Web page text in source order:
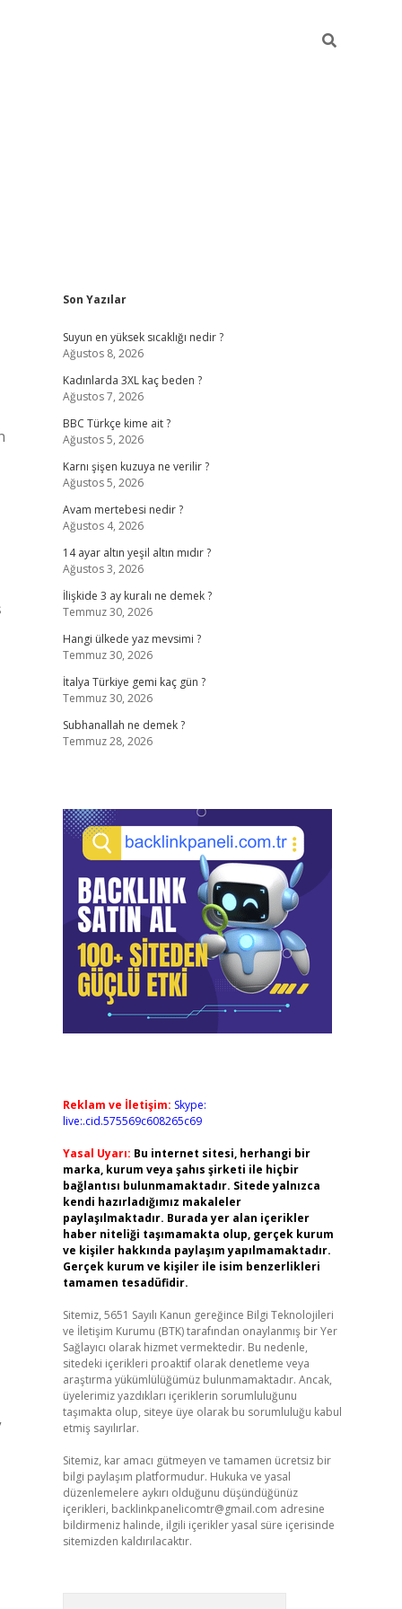
Sidebar
Son Yazılar
Suyun en yüksek sıcaklığı nedir ?
Ağustos 8, 2026
Kadınlarda 3XL kaç beden ?
Ağustos 7, 2026
BBC Türkçe kime ait ?
Ağustos 5, 2026
Karnı şişen kuzuya ne verilir ?
Ağustos 5, 2026
Avam mertebesi nedir ?
Ağustos 4, 2026
14 ayar altın yeşil altın mıdır ?
Ağustos 3, 2026
İlişkide 3 ay kuralı ne demek ?
Temmuz 30, 2026
Hangi ülkede yaz mevsimi ?
Temmuz 30, 2026
İtalya Türkiye gemi kaç gün ?
Temmuz 30, 2026
Subhanallah ne demek ?
Temmuz 28, 2026
Reklam ve İletişim: Skype:
live:.cid.575569c608265c69
Yasal Uyarı: Bu internet sitesi, herhangi bir
marka, kurum veya şahıs şirketi ile hiçbir
bağlantısı bulunmamaktadır. Sitede yalnızca
kendi hazırladığımız makaleler
paylaşılmaktadır. Burada yer alan içerikler
haber niteliği taşımamakta olup, gerçek kurum
ve kişiler hakkında paylaşım yapılmamaktadır.
Gerçek kurum ve kişiler ile isim benzerlikleri
tamamen tesadüfidir.
Sitemiz, 5651 Sayılı Kanun gereğince Bilgi Teknolojileri
ve İletişim Kurumu (BTK) tarafından onaylanmış bir Yer
Sağlayıcı olarak hizmet vermektedir. Bu nedenle,
sitedeki içerikleri proaktif olarak denetleme veya
araştırma yükümlülüğümüz bulunmamaktadır. Ancak,
üyelerimiz yazdıkları içeriklerin sorumluluğunu
taşımakta olup, siteye üye olarak bu sorumluluğu kabul
etmiş sayılırlar.
Sitemiz, kar amacı gütmeyen ve tamamen ücretsiz bir
bilgi paylaşım platformudur. Hukuka ve yasal
düzenlemelere aykırı olduğunu düşündüğünüz
içerikleri, backlinkpanelicomtr@gmail.com adresine
bildirmeniz halinde, ilgili içerikler yasal süre içerisinde
sitemizden kaldırılacaktır.